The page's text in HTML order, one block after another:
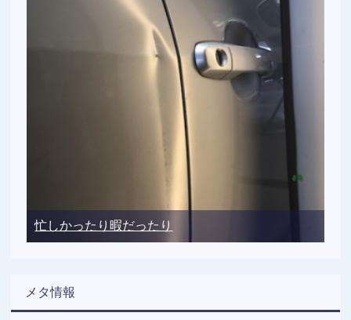
忙しかったり暇だったり
メタ情報